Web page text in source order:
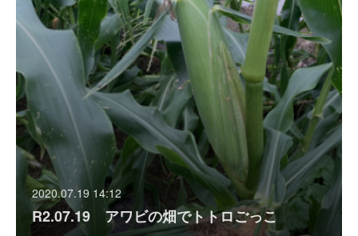
2020.07.19 14:12
R2.07.19 アワビの畑でトトロごっこ